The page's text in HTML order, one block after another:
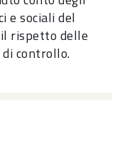
e sociali del
rispetto delle
controllo.